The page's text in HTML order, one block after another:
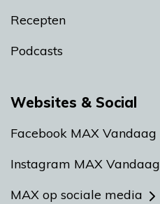
Recepten
Podcasts
Websites & Social
Facebook MAX Vandaag
Instagram MAX Vandaag
MAX op sociale media